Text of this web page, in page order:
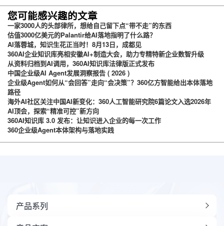
台
您可能感兴趣的文章
一家3000人的头部律所，想给自己留下点“带不走”的东西
估值3000亿美元的Palantir给AI落地指明了什么路？
AI落蓉城，知识生花正当时！8月13日，成都见
360AI企业知识库亮相安徽AI+制造大会，助力专精特新企业数智升级
从资料归档到AI调用，360AI知识库法律版正式发布
中国企业级AI Agent发展洞察报告 ( 2026 )
企业级Agent如何从“会回答”走向“会决策”？360亿方智能给出本体落地
路径
海外AI社区关注中国AI新变化：360人工智能研究院6篇论文入选2026年
AI顶会，探索“精准可控”新方向
360AI知识库 3.0 发布：让知识进入企业的每一次工作
360企业级Agent本体架构与落地实践
产品系列